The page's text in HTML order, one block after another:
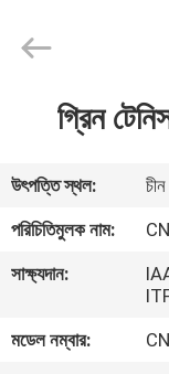
পণ্য
আমাদের
Materials
গ্রিন
উৎপত্তি স্থল:
চীন
পরিচিতিমুলক নাম:
সাক্ষ্যদান:
মডেল নম্বার: